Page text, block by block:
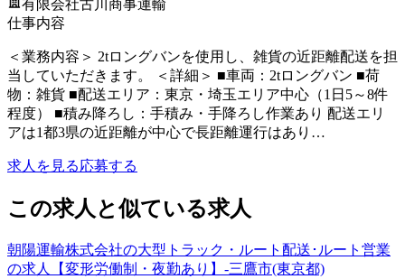
有限会社古川商事運輸
仕事内容
＜業務内容＞ 2tロングバンを使用し、雑貨の近距離配送を担
当していただきます。 ＜詳細＞ ■車両：2tロングバン ■荷
物：雑貨 ■配送エリア：東京・埼玉エリア中心（1日5～8件
程度） ■積み降ろし：手積み・手降ろし作業あり 配送エリ
アは1都3県の近距離が中心で長距離運行はあり…
求人を見る応募する
この求人と似ている求人
朝陽運輸株式会社の大型トラック・ルート配送･ルート営業
の求人【変形労働制・夜勤あり】-三鷹市(東京都)